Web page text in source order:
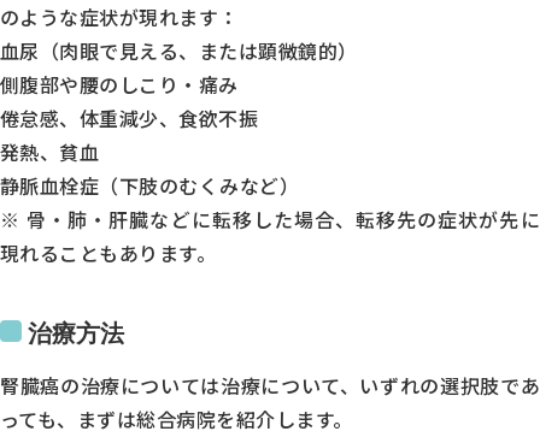
●
-
●
●
のような症状が現れます：
血尿（肉眼で見える、または顕微鏡的）
側腹部や腰のしこり・痛み
倦怠感、体重減少、食欲不振
発熱、貧血
静脈血栓症（下肢のむくみなど）
※ 骨・肺・肝臓などに転移した場合、転移先の症状が先に
現れることもあります。
治療方法
腎臓癌の治療については治療について、いずれの選択肢であ
っても、まずは総合病院を紹介します。